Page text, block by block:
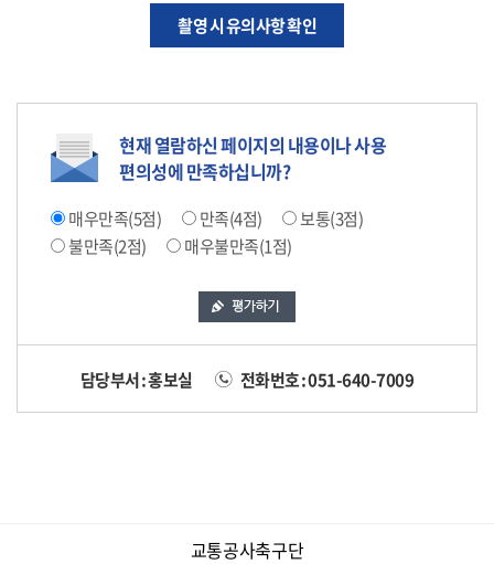
촬영 시 유의사항 확인
현재 열람하신 페이지의 내용이나 사용
편의성에 만족하십니까?
매우만족(5점) 만족(4점)
보통(3점)
불만족(2점)
매우불만족(1점)
담당부서 : 홍보실 전화번호 : 051-640-7009
교통공사축구단